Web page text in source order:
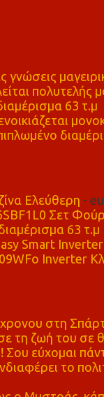
γνώσεις
πολυτελής
63 τ.μ
Ελεύθερη -
Σετ
63 τ.μ
Smart Inverter
Inverter
στη
τη ζωή του
Σου εύχομαι
το